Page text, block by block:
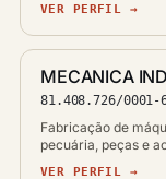
VER PERFIL →
MECANICA
81.408.726/0001-
Fabricação de
pecuária, peças e
VER PERFIL →